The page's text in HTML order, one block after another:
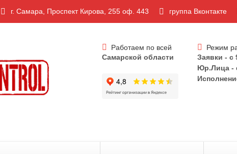
г. Самара, Проспект Кирова, 255 оф. 443 группа Вконтакте
Работаем по всей
Самарской области
Режим
Заявки - c
Юр.Лица -